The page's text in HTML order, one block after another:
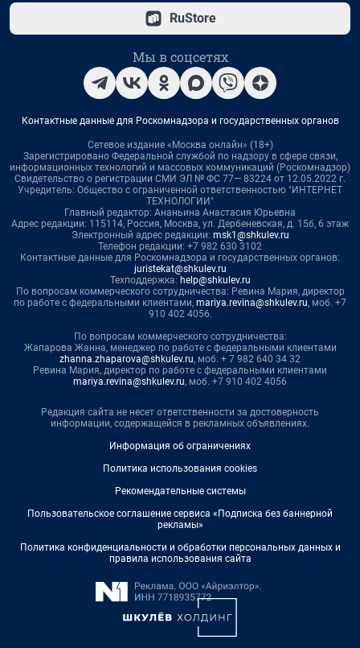
RuStore
Мы в соцсетях
Контактные данные для Роскомнадзора и государственных органов
Сетевое издание «Москва онлайн» (18+)
Зарегистрировано Федеральной службой по надзору в сфере связи,
информационных технологий и массовых коммуникаций (Роскомнадзор)
Свидетельство о регистрации СМИ ЭЛ № ФС 77— 83224 от 12.05.2022 г.
Учредитель: Общество с ограниченной ответственностью "ИНТЕРНЕТ
ТЕХНОЛОГИИ"
Главный редактор: Ананьина Анастасия Юрьевна
Адрес редакции: 115114, Россия, Москва, ул. Дербеневская, д. 15б, 6 этаж
Электронный адрес редакции: msk1@shkulev.ru
Телефон редакции: +7 982 630 3102
Контактные данные для Роскомнадзора и государственных органов:
juristekat@shkulev.ru
Техподдержка: help@shkulev.ru
По вопросам коммерческого сотрудничества: Ревина Мария, директор
по работе с федеральными клиентами, mariya.revina@shkulev.ru, моб. +7
910 402 4056.
По вопросам коммерческого сотрудничества:
Жапарова Жанна, менеджер по работе с федеральными клиентами
zhanna.zhaparova@shkulev.ru, моб. + 7 982 640 34 32
Ревина Мария, директор по работе с федеральными клиентами
mariya.revina@shkulev.ru, моб. +7 910 402 4056
Редакция сайта не несет ответственности за достоверность
информации, содержащейся в рекламных объявлениях.
Информация об ограничениях
Политика использования cookies
Рекомендательные системы
Пользовательское соглашение сервиса «Подписка без баннерной
рекламы»
Политика конфиденциальности и обработки персональных данных и
правила использования сайта